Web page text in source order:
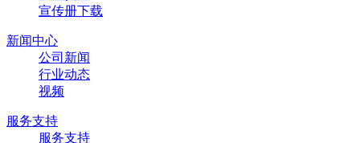
宣传册下载
新闻中心
公司新闻
行业动态
视频
服务支持
服务支持